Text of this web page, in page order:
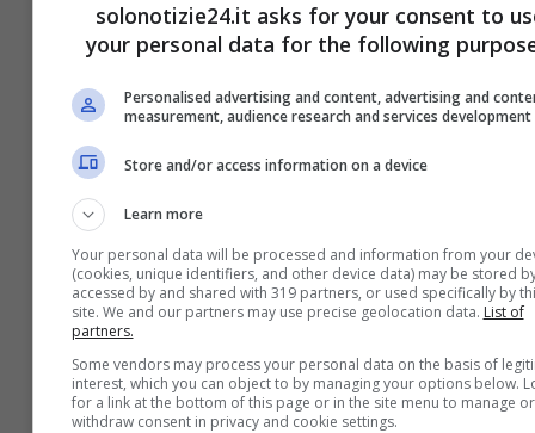
“Divino” cambio look per
Federica Pellegrini: come si
prepara per il matrimonio
solonotizie24.it asks for your consent to
your personal data for the following
Personalised advertising and content, advertising and
measurement, audience research and services development
Store and/or access information on a device
Learn more
Your personal data will be processed and information from your
(cookies, unique identifiers, and other device data) may be stored
accessed by and shared with 319 partners, or used specifically by
site. We and our partners may use precise geolocation data. List of
partners.
Some vendors may process your personal data on the basis of
interest, which you can object to by managing your options below.
for a link at the bottom of this page or in the site menu to manage or
withdraw consent in privacy and cookie settings.